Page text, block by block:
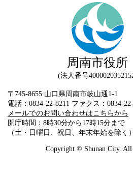
周南市役所
法人番号
〒745-8655 山口県周南市岐山通1-1
電話：0834-22-8211 ファクス：0834-
メールでのお問い合わせはこちらから
開庁時間：8時30分から17時15分まで
（土・日曜日、祝日、年末年始を除く
Copyright © Shunan City. All